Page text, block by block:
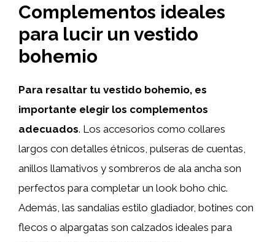
Complementos ideales
para lucir un vestido
bohemio
Para resaltar tu vestido bohemio, es
importante elegir los complementos
adecuados. Los accesorios como collares
largos con detalles étnicos, pulseras de cuentas,
anillos llamativos y sombreros de ala ancha son
perfectos para completar un look boho chic.
Además, las sandalias estilo gladiador, botines con
flecos o alpargatas son calzados ideales para